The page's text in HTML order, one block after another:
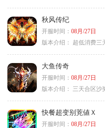
秋风传纪
开服时间： 08月/27日
版本介绍：
超低消费三
大鱼传奇
开服时间： 08月/27日
版本介绍：
三天合区沙
快餐超变别茺値Ｘ
开服时间： 08月/27日